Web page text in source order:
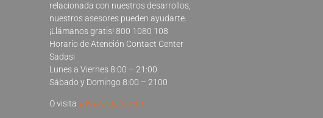
relacionada con nuestros desarrollos,
nuestros asesores pueden ayudarte.
¡Llámanos gratis! 800 1080 108
Horario de Atención Contact Center
Sadasi
Lunes a Viernes 8:00 – 21:00
Sábado y Domingo 8:00 – 2100
O visita www.sadasi.com